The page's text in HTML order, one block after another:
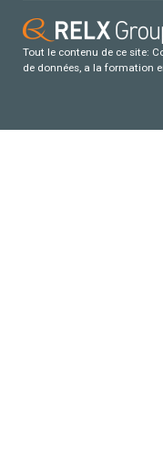
Tout le contenu de ce site:
de données, a la formation